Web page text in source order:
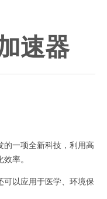
速器
一项全新科技，利用高
率。
以应用于医学、环境保